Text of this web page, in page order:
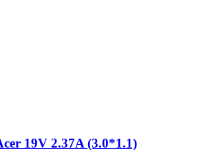
19V 2.37A (3.0*1.1)